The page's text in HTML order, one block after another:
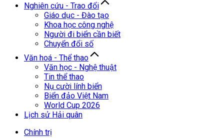
Nghiên cứu - Trao đổi
Giáo dục - Đào tạo
Khoa học công nghệ
Người đi biển cần biết
Chuyển đổi số
Văn hoá - Thể thao
Văn học - Nghệ thuật
Tin thể thao
Nụ cười lính biển
Biển đảo Việt Nam
World Cup 2026
Lịch sử Hải quân
Chính trị